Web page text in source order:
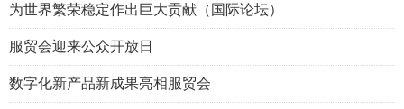
为世界繁荣稳定作出巨大贡献（国际论坛）
服贸会迎来公众开放日
数字化新产品新成果亮相服贸会